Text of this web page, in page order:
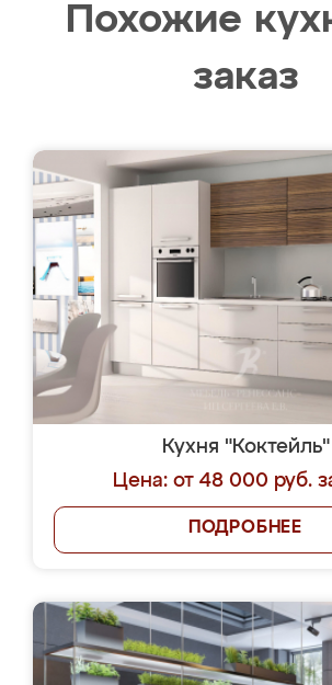
Похожие
заказ
Кухня "Коктейль"
Цена: от 48 000 руб.
ПОДРОБНЕЕ